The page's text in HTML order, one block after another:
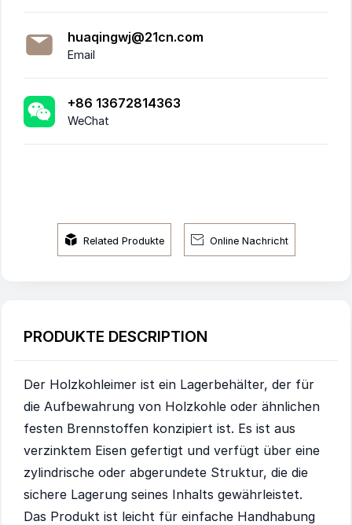
huaqingwj@21cn.com
Email
+86 13672814363
WeChat
 Related Produkte  Online Nachricht
PRODUKTE DESCRIPTION
Der Holzkohleimer ist ein Lagerbehälter, der für
die Aufbewahrung von Holzkohle oder ähnlichen
festen Brennstoffen konzipiert ist. Es ist aus
verzinktem Eisen gefertigt und verfügt über eine
zylindrische oder abgerundete Struktur, die die
sichere Lagerung seines Inhalts gewährleistet.
Das Produkt ist leicht für einfache Handhabung